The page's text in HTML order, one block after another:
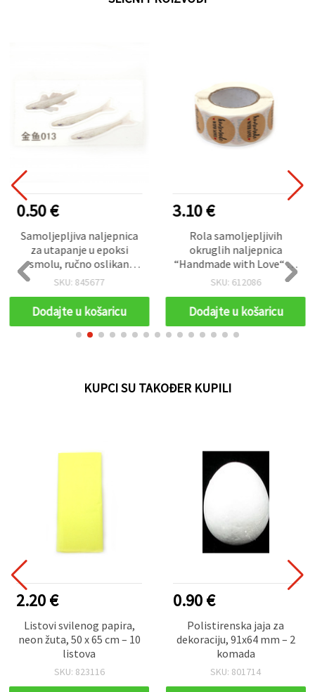
0.50 €
Samoljepljiva naljepnica
za utapanje u epoksi
smolu, ručno oslikan
slojeviti 3D efekt, mala
motiva 42x13 mm
SKU: 845677
Dodajte u košaricu
3.10 €
Rola samoljepljivih
okruglih naljepnica
“Handmade with Love“ za
dekoraciju i pakiranje, 2,5
SKU: 612086
Dodajte u košaricu
KUPCI SU TAKOĐER KUPILI
2.20 €
Listovi svilenog papira,
neon žuta, 50 x 65 cm – 10
listova
SKU: 823116
0.90 €
Polistirenska jaja za
dekoraciju, 91x64 mm – 2
komada
SKU: 801714